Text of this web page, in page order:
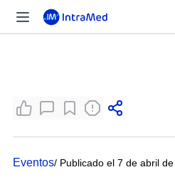
Eventos/ Publicado el 7 de abril